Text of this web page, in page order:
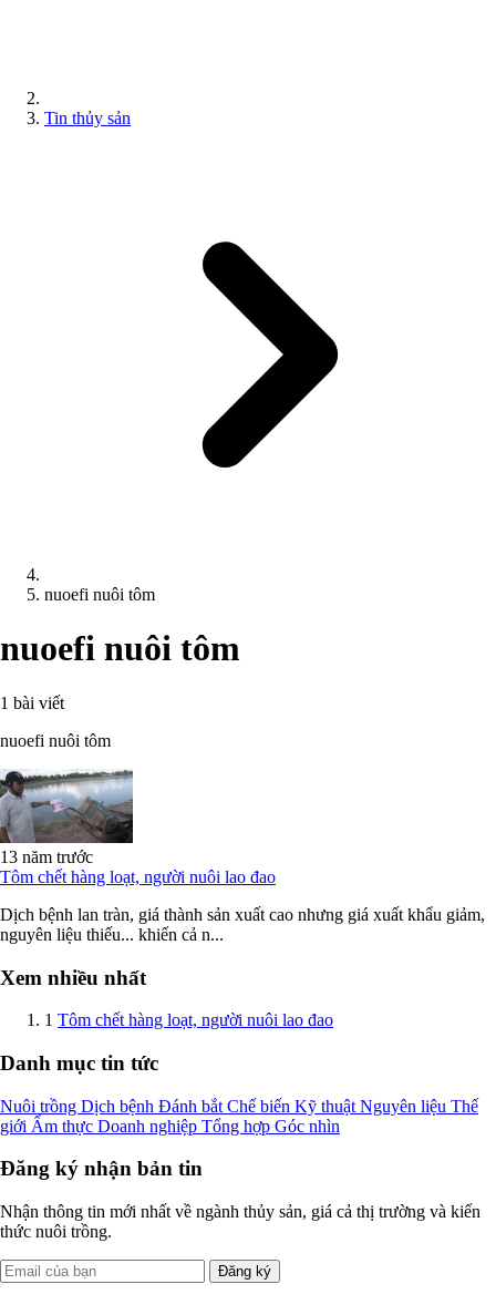
Tin thủy sản
nuoefi nuôi tôm
nuoefi nuôi tôm
1 bài viết
nuoefi nuôi tôm
13 năm trước
Tôm chết hàng loạt, người nuôi lao đao
Dịch bệnh lan tràn, giá thành sản xuất cao nhưng giá xuất khẩu giảm,
nguyên liệu thiếu... khiến cả n...
Xem nhiều nhất
1 Tôm chết hàng loạt, người nuôi lao đao
Danh mục tin tức
Nuôi trồng Dịch bệnh Đánh bắt Chế biến Kỹ thuật Nguyên liệu Thế
giới Ẩm thực Doanh nghiệp Tổng hợp Góc nhìn
Đăng ký nhận bản tin
Nhận thông tin mới nhất về ngành thủy sản, giá cả thị trường và kiến
thức nuôi trồng.
Đăng ký